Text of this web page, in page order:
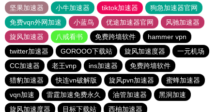
坚果加速器
小牛加速器 tiktok加速器
狗急加速器官网
免费vqn外网加速
小蓝鸟 优途加速器官网
风驰加速器
旋风加速器
八戒看书 免费跨墙软件
hammer vpn
twitter加速器
GOROOO下载站 旋风加速度器
一元机场
CC加速器
老王vnp ins加速器
免费跨墙软件
猎豹加速器
快连vn破解版 旋风pvn加速器
蜜蜂加速器
vqn加速
雷霆加速免费永久 油管加速器
黑洞加速
旋风加速度器
目标下载站 西柚加速器